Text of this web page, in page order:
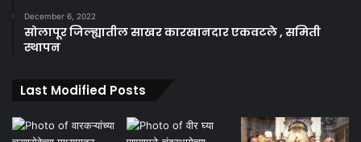
December 6, 2022
सोलापूर जिल्ह्यातील साखर कारखानदार एकवटले , समिती
स्थापन
Last Modified Posts